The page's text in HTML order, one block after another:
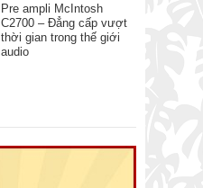
Pre ampli McIntosh
C2700 – Đẳng cấp vượt
thời gian trong thế giới
audio